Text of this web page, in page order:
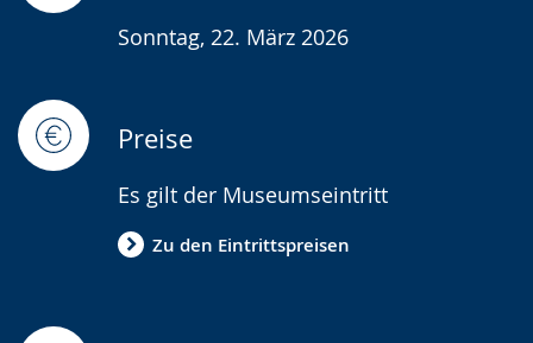
wird
Sonntag, 22. März 2026
Preise
Es gilt der Museumseintritt
Zu den Eintrittspreisen